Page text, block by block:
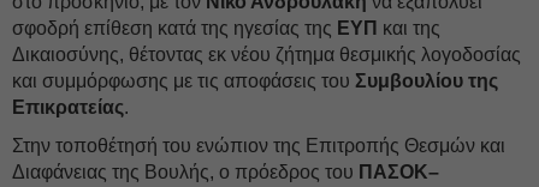
σφοδρή επίθεση κατά της ηγεσίας της ΕΥΠ και της
Δικαιοσύνης, θέτοντας εκ νέου ζήτημα θεσμικής λογοδοσίας
και συμμόρφωσης με τις αποφάσεις του Συμβουλίου της
Επικρατείας.
Στην τοποθέτησή του ενώπιον της Επιτροπής Θεσμών και
Διαφάνειας της Βουλής, ο πρόεδρος του ΠΑΣΟΚ–